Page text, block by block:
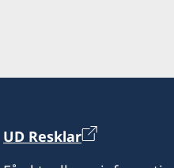
UD Resklar